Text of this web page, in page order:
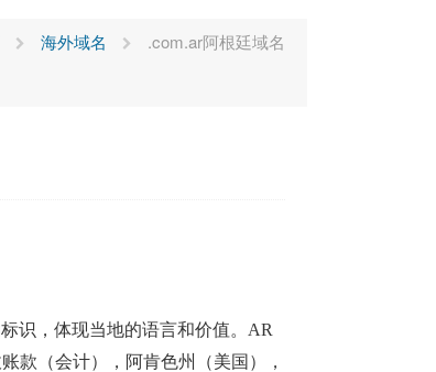
海外域名 .com.ar阿根廷域名
识，体现当地的语言和价值。 AR
款（会计），阿肯色州（美国），